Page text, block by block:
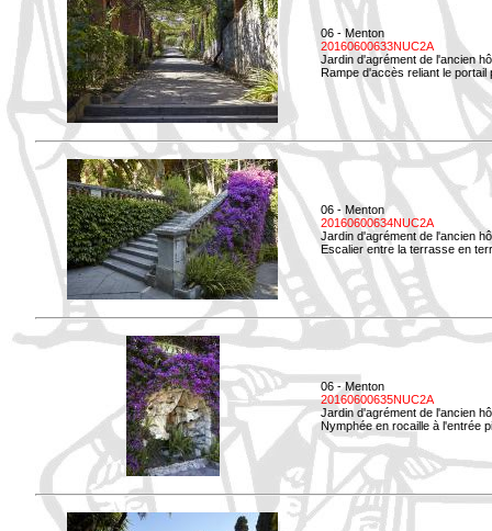
06 - Menton
20160600633NUC2A
Jardin d'agrément de l'ancien
Rampe d'accès reliant le portail
06 - Menton
20160600634NUC2A
Jardin d'agrément de l'ancien
Escalier entre la terrasse en
06 - Menton
20160600635NUC2A
Jardin d'agrément de l'ancien
Nymphée en rocaille à l'entrée